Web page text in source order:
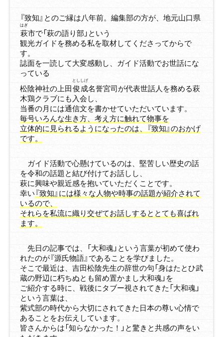
『致知』とのご縁は八年前。編集部の方が、地元山口県
萩
はぎ
市で「萩の語り部」という
観光ガイドを務める私を取材してくださってからで
す。
誌面を一読して大変感動し、ガイド活動でお世話にな
っている
松陰神社の上田俊
とし
成
しげ
名誉宮司が代表世話人を務める萩
木鶏クラブにも入会し、
当番の月には通信文を書かせていただいています。
毎号いろんな生き方、考え方に触れて物事を
立体的に見られるようになったのは、『致知』のおかげ
です。
ガイド活動で心懸けているのは、堅苦しい歴史の話
を令和の話題と結び付けてお話しし、
萩に興味や親近感を抱いていただくことです。
幸い『致知』には様々な人物や時事の話題が紹介されて
いるので、
それらを私流に織り交ぜてお話しするととても喜ばれ
ます。
先日の記事では、「大和魂」という言葉が初めて使わ
れたのが『源氏物語』であることを学びました。
そこで最近は、吉田松陰先生の辞世の句「身はたとひ武
蔵の野辺に朽ちぬとも留め置かまし大和魂」を
ご紹介する時に、戦後にタブー視されてきた「大和魂」
という言葉は、
紫式部の時代から大切にされてきた日本の尊い心情で
あることをお伝えしています。
皆さんからは「知らなかった！」と驚きと共感の声をい